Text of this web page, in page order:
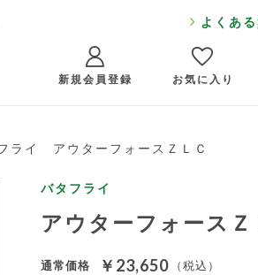
よくある
新規会員登録 お気に入り
ライ アウターフォースＺＬＣ
バタフライ
アウターフォースＺ
通常価格 ￥23,650 （税込）